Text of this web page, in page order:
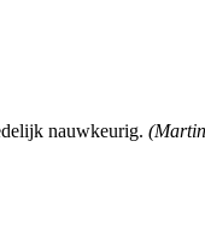
nauwkeurig.